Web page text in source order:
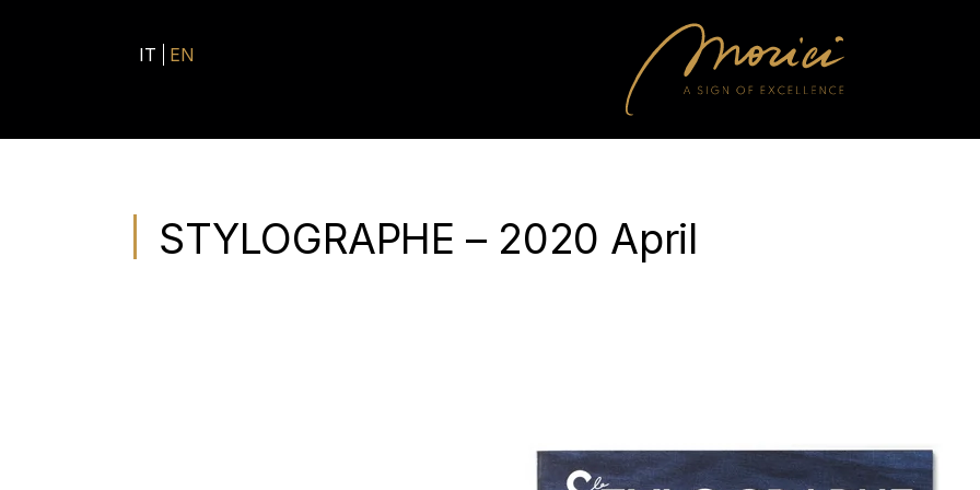
IT EN
STYLOGRAPHE – 2020 April